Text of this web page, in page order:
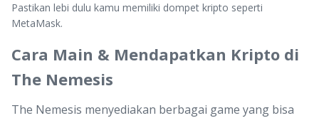
Pastikan lebi dulu kamu memiliki dompet kripto seperti
MetaMask.
Cara Main & Mendapatkan Kripto di
The Nemesis
The Nemesis menyediakan berbagai game yang bisa